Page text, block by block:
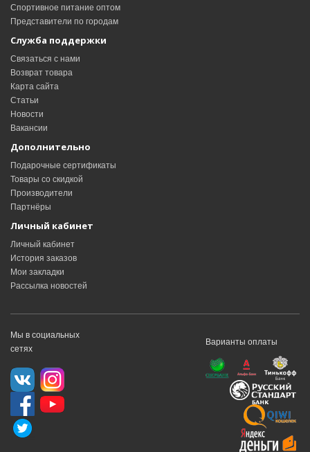
Спортивное питание оптом
Представители по городам
Служба поддержки
Связаться с нами
Возврат товара
Карта сайта
Статьи
Новости
Вакансии
Дополнительно
Подарочные сертификаты
Товары со скидкой
Производители
Партнёры
Личный кабинет
Личный кабинет
История заказов
Мои закладки
Рассылка новостей
Мы в социальных
сетях
Варианты оплаты